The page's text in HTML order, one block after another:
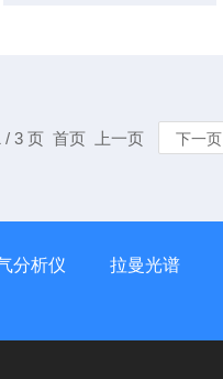
/ 3 页 首页 上一页 下一页
分析仪 拉曼光谱